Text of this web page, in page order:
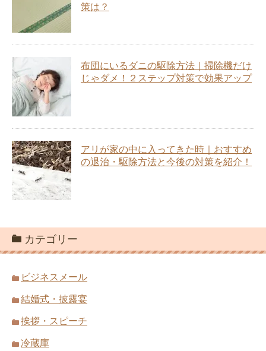
策は？
布団にいるダニの駆除方法｜掃除機だけ
じゃダメ！２ステップ対策で効果アップ
アリが家の中に入ってきた時｜おすすめ
の退治・駆除方法と今後の対策を紹介！
カテゴリー
ビジネスメール
結婚式・披露宴
挨拶・スピーチ
冷蔵庫